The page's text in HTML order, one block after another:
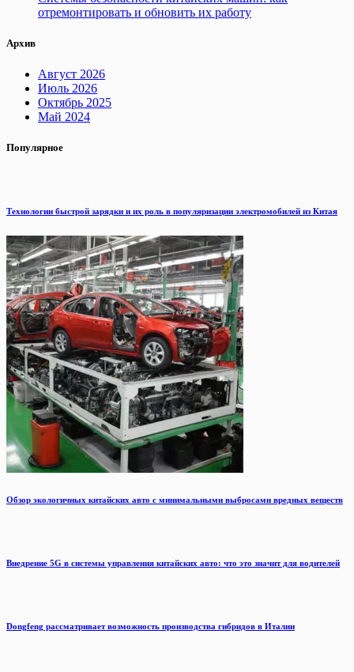
отремонтировать и обновить их работу
Архив
Август 2026
Июль 2026
Октябрь 2025
Май 2024
Популярное
Технологии быстрой зарядки и их роль в популяризации электромобилей из Китая
Обзор экологичных китайских авто с минимальными выбросами вредных веществ
Внедрение 5G в системы управления китайских авто: что это значит для водителей
Dongfeng рассматривает возможность производства гибридов в Италии